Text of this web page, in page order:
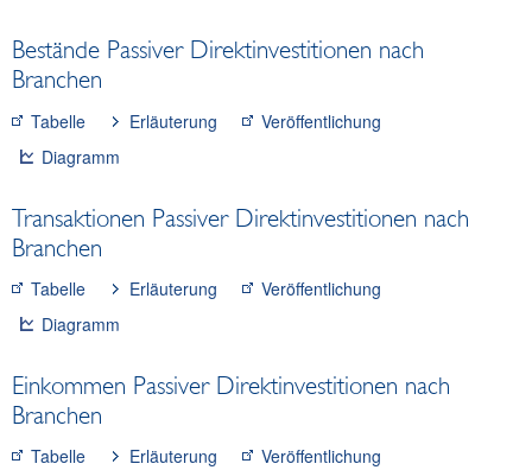
Bestände Passiver Direktinvestitionen nach
Branchen
Tabelle Erläuterung
Veröffentlichung
Diagramm
Transaktionen Passiver Direktinvestitionen nach
Branchen
Tabelle Erläuterung
Veröffentlichung
Diagramm
Einkommen Passiver Direktinvestitionen nach
Branchen
Tabelle Erläuterung
Veröffentlichung